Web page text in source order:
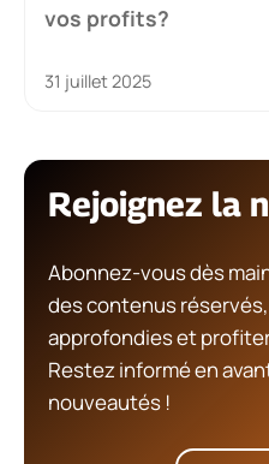
vos profits?
31 juillet 2025
Rejoignez la
Abonnez-vous dès
des contenus
approfondies et
Restez informé en
nouveautés !